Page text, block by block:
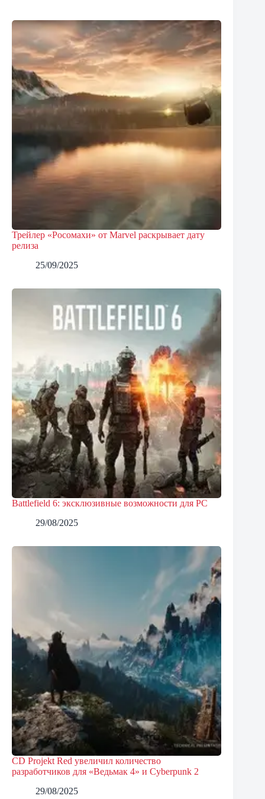
Трейлер «Росомахи» от Marvel раскрывает дату
релиза
25/09/2025
Battlefield 6: эксклюзивные возможности для PC
29/08/2025
CD Projekt Red увеличил количество
разработчиков для «Ведьмак 4» и Cyberpunk 2
29/08/2025